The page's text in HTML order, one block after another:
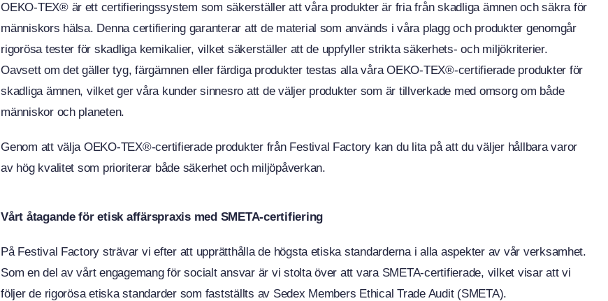
OEKO-TEX® är ett certifieringssystem som säkerställer att våra produkter är fria från skadliga ämnen och säkra för
människors hälsa. Denna certifiering garanterar att de material som används i våra plagg och produkter genomgår
rigorösa tester för skadliga kemikalier, vilket säkerställer att de uppfyller strikta säkerhets- och miljökriterier.
Oavsett om det gäller tyg, färgämnen eller färdiga produkter testas alla våra OEKO-TEX®-certifierade produkter för
skadliga ämnen, vilket ger våra kunder sinnesro att de väljer produkter som är tillverkade med omsorg om både
människor och planeten.
Genom att välja OEKO-TEX®-certifierade produkter från Festival Factory kan du lita på att du väljer hållbara varor
av hög kvalitet som prioriterar både säkerhet och miljöpåverkan.
Vårt åtagande för etisk affärspraxis med SMETA-certifiering
På Festival Factory strävar vi efter att upprätthålla de högsta etiska standarderna i alla aspekter av vår verksamhet.
Som en del av vårt engagemang för socialt ansvar är vi stolta över att vara SMETA-certifierade, vilket visar att vi
följer de rigorösa etiska standarder som fastställts av Sedex Members Ethical Trade Audit (SMETA).